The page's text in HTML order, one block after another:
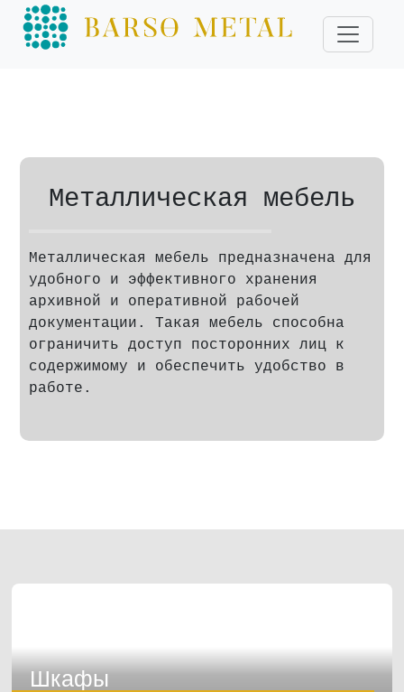
Металлическая мебель
Металлическая мебель предназначена для
удобного и эффективного хранения
архивной и оперативной рабочей
документации. Такая мебель способна
ограничить доступ посторонних лиц к
содержимому и обеспечить удобство в
работе.
Шкафы